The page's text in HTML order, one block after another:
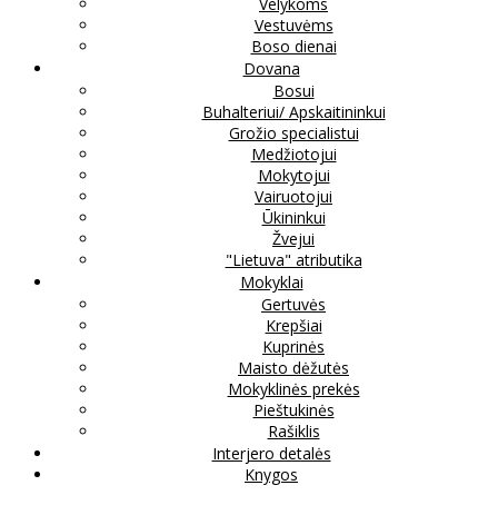
Vestuvėms
Boso dienai
Dovana
Bosui
Buhalteriui/ Apskaitininkui
Grožio specialistui
Medžiotojui
Mokytojui
Vairuotojui
Ūkininkui
Žvejui
"Lietuva" atributika
Mokyklai
Gertuvės
Krepšiai
Kuprinės
Maisto dėžutės
Mokyklinės prekės
Pieštukinės
Rašiklis
Interjero detalės
Knygos